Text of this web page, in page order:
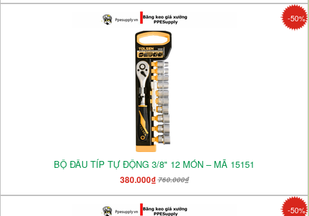
-50%
BỘ ĐẦU TÍP TỰ ĐỘNG 3/8" 12 MÓN – MÃ 15151
380.000₫760.000₫
-50%